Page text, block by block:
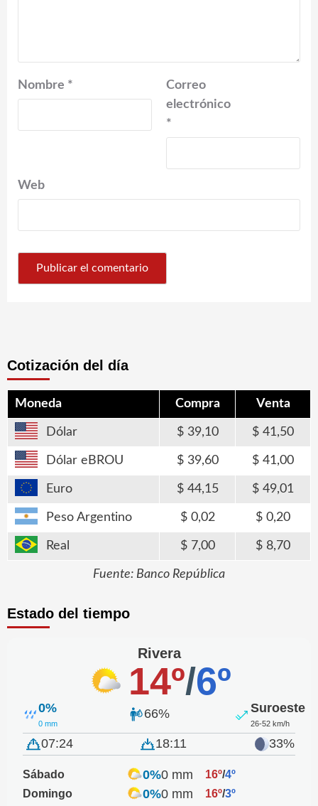
Nombre *
Correo
electrónico
*
Web
Cotización del día
Moneda Compra Venta
Dólar 39,10 41,50
Dólar eBROU 39,60 41,00
Euro 44,15 49,01
Peso Argentino 0,02 0,20
Real 7,00 8,70
Fuente: Banco República
Estado del tiempo
Rivera
14º/6º
0%
0 mm
66% Suroeste
26-52 km/h
07:24 18:11 33%
Sábado 0%0 mm 16º/4º
Domingo
0%0 mm 16º/3º